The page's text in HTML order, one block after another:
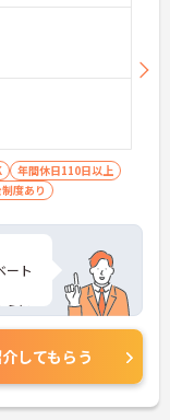
年間休日110日以上
度あり
ート
らに
ださ
してもらう